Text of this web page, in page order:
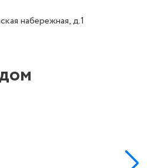
набережная, д.1